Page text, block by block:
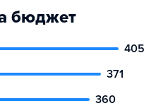
бюджет
405
371
360